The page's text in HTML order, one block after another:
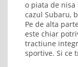
o piata de nisa
cazul Subaru,
Pe de alta
este chiar
tractiune
sportive. Si ce